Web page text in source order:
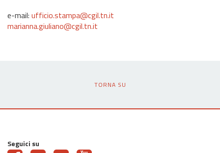
e-mail: ufficio.stampa@cgil.tn.it
marianna.giuliano@cgil.tn.it
TORNA SU
Seguici su